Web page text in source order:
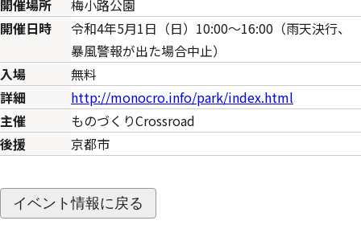
開催場所
梅小路公園
開催日時
令和4年5月1日（日）10:00～16:00（雨天決行、
暴風警報が出た場合中止）
入場
無料
詳細
http://monocro.info/park/index.html
主催
ものづくりCrossroad
後援
京都市
イベント情報に戻る